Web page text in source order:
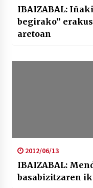
IBAIZABAL:
begirako”
aretoan
2012/06/13
IBAIZABAL:
basabizitzaren